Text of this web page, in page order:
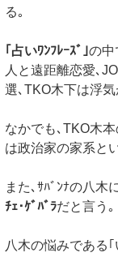
る｡
｢占いﾜﾝﾌﾚｰｽﾞ｣の中
人と遠距離恋愛､
選､TKO木下は浮
なかでも､TKO木
は政治家の家系と
また､ｻﾊﾞﾝﾅの八木
ﾁｪ･ｹﾞﾊﾞﾗだと言う｡
八木の悩みである